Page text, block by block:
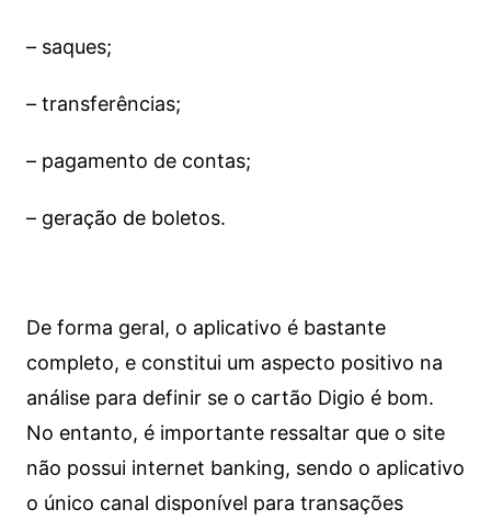
– saques;
– transferências;
– pagamento de contas;
– geração de boletos.
De forma geral, o aplicativo é bastante
completo, e constitui um aspecto positivo na
análise para definir se o cartão Digio é bom.
No entanto, é importante ressaltar que o site
não possui internet banking, sendo o aplicativo
o único canal disponível para transações